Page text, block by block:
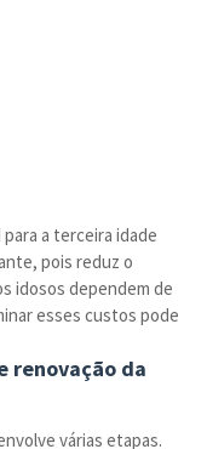
a terceira idade
pois reduz o
idosos dependem de
esses custos pode
renovação da
várias etapas.